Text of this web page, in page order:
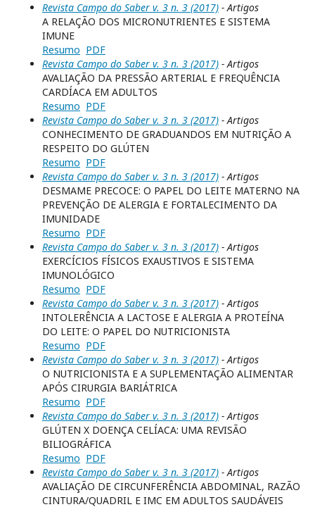
Revista Campo do Saber v. 3 n. 3 (2017) - Artigos
A RELAÇÃO DOS MICRONUTRIENTES E SISTEMA
IMUNE
Resumo PDF
Revista Campo do Saber v. 3 n. 3 (2017) - Artigos
AVALIAÇÃO DA PRESSÃO ARTERIAL E FREQUÊNCIA
CARDÍACA EM ADULTOS
Resumo PDF
Revista Campo do Saber v. 3 n. 3 (2017) - Artigos
CONHECIMENTO DE GRADUANDOS EM NUTRIÇÃO A
RESPEITO DO GLÚTEN
Resumo PDF
Revista Campo do Saber v. 3 n. 3 (2017) - Artigos
DESMAME PRECOCE: O PAPEL DO LEITE MATERNO NA
PREVENÇÃO DE ALERGIA E FORTALECIMENTO DA
IMUNIDADE
Resumo PDF
Revista Campo do Saber v. 3 n. 3 (2017) - Artigos
EXERCÍCIOS FÍSICOS EXAUSTIVOS E SISTEMA
IMUNOLÓGICO
Resumo PDF
Revista Campo do Saber v. 3 n. 3 (2017) - Artigos
INTOLERÊNCIA A LACTOSE E ALERGIA A PROTEÍNA
DO LEITE: O PAPEL DO NUTRICIONISTA
Resumo PDF
Revista Campo do Saber v. 3 n. 3 (2017) - Artigos
O NUTRICIONISTA E A SUPLEMENTAÇÃO ALIMENTAR
APÓS CIRURGIA BARIÁTRICA
Resumo PDF
Revista Campo do Saber v. 3 n. 3 (2017) - Artigos
GLÚTEN X DOENÇA CELÍACA: UMA REVISÃO
BILIOGRÁFICA
Resumo PDF
Revista Campo do Saber v. 3 n. 3 (2017) - Artigos
AVALIAÇÃO DE CIRCUNFERÊNCIA ABDOMINAL, RAZÃO
CINTURA/QUADRIL E IMC EM ADULTOS SAUDÁVEIS